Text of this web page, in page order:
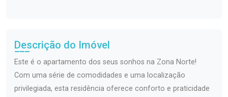
Descrição do Imóvel
Este é o apartamento dos seus sonhos na Zona Norte!
Com uma série de comodidades e uma localização
privilegiada, esta residência oferece conforto e praticidade